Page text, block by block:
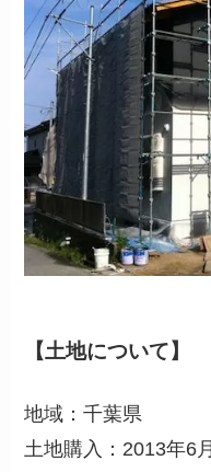
【土地について】
地域：千葉県
土地購入：2013年6月